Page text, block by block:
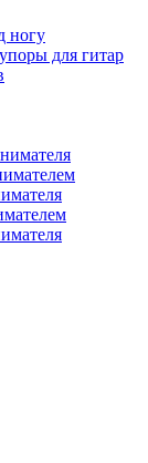
ногу
для гитар